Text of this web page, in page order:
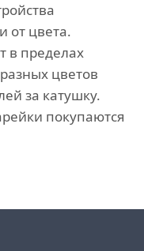
от цвета.
в пределах
цветов
за катушку.
покупаются